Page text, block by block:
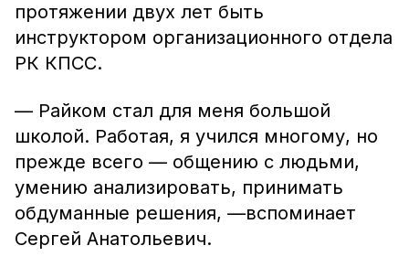
протяжении двух лет быть
инструктором организационного отдела
РК КПСС.
— Райком стал для меня большой
школой. Работая, я учился многому, но
прежде всего — общению с людьми,
умению анализировать, принимать
обдуманные решения, —вспоминает
Сергей Анатольевич.